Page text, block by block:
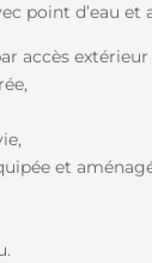
point d’eau et
accès extérieur
et